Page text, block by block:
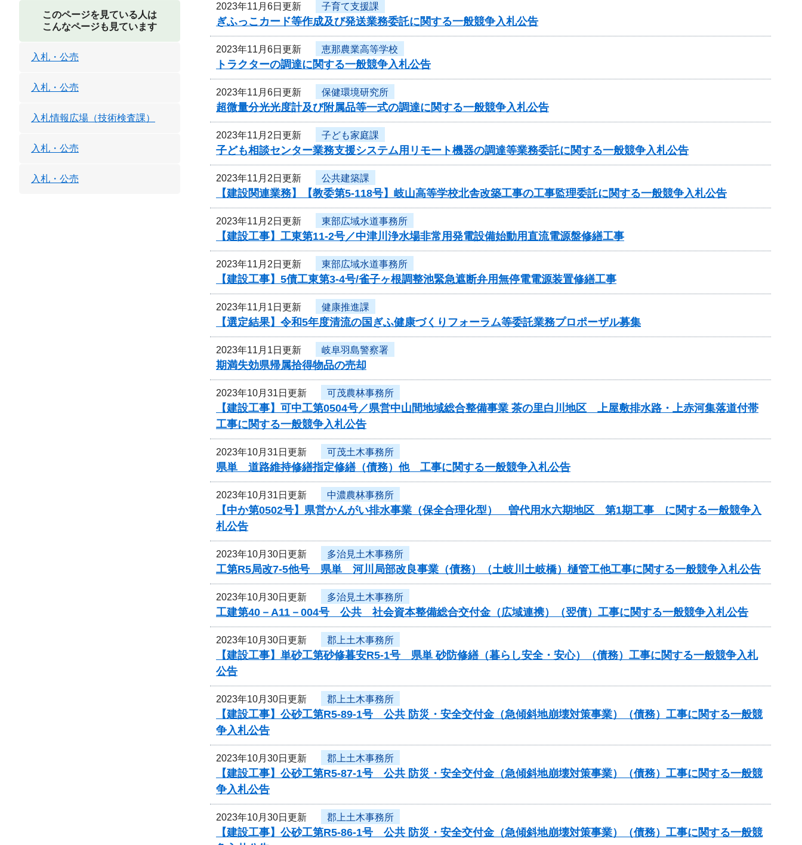
2023年11月6日更新 子育て支援課
ぎふっこカード等作成及び発送業務委託に関する一般競争入札公告
2023年11月6日更新 恵那農業高等学校
トラクターの調達に関する一般競争入札公告
2023年11月6日更新 保健環境研究所
超微量分光光度計及び附属品等一式の調達に関する一般競争入札公告
2023年11月2日更新 子ども家庭課
子ども相談センター業務支援システム用リモート機器の調達等業務委託に関する一般競争入札公告
2023年11月2日更新 公共建築課
【建設関連業務】【教委第5-118号】岐山高等学校北舎改築工事の工事監理委託に関する一般競争入札公告
2023年11月2日更新 東部広域水道事務所
【建設工事】工東第11-2号／中津川浄水場非常用発電設備始動用直流電源盤修繕工事
2023年11月2日更新 東部広域水道事務所
【建設工事】5債工東第3-4号/雀子ヶ根調整池緊急遮断弁用無停電電源装置修繕工事
2023年11月1日更新 健康推進課
【選定結果】令和5年度清流の国ぎふ健康づくりフォーラム等委託業務プロポーザル募集
2023年11月1日更新 岐阜羽島警察署
期満失効県帰属拾得物品の売却
2023年10月31日更新 可茂農林事務所
【建設工事】可中工第0504号／県営中山間地域総合整備事業 茶の里白川地区 上屋敷排水路・上赤河集落道付帯
工事に関する一般競争入札公告
2023年10月31日更新 可茂土木事務所
県単 道路維持修繕指定修繕（債務）他 工事に関する一般競争入札公告
2023年10月31日更新 中濃農林事務所
【中か第0502号】県営かんがい排水事業（保全合理化型） 曽代用水六期地区 第1期工事 に関する一般競争入
札公告
2023年10月30日更新 多治見土木事務所
工第R5局改7-5他号 県単 河川局部改良事業（債務）（土岐川土岐橋）樋管工他工事に関する一般競争入札公告
2023年10月30日更新 多治見土木事務所
工建第40－A11－004号 公共 社会資本整備総合交付金（広域連携）（翌債）工事に関する一般競争入札公告
2023年10月30日更新 郡上土木事務所
【建設工事】単砂工第砂修暮安R5-1号 県単 砂防修繕（暮らし安全・安心）（債務）工事に関する一般競争入札
公告
2023年10月30日更新 郡上土木事務所
【建設工事】公砂工第R5-89-1号 公共 防災・安全交付金（急傾斜地崩壊対策事業）（債務）工事に関する一般競
争入札公告
2023年10月30日更新 郡上土木事務所
【建設工事】公砂工第R5-87-1号 公共 防災・安全交付金（急傾斜地崩壊対策事業）（債務）工事に関する一般競
争入札公告
2023年10月30日更新 郡上土木事務所
【建設工事】公砂工第R5-86-1号 公共 防災・安全交付金（急傾斜地崩壊対策事業）（債務）工事に関する一般競
このページを見ている人は
こんなページも見ています
入札・公売
入札・公売
入札情報広場（技術検査課）
入札・公売
入札・公売